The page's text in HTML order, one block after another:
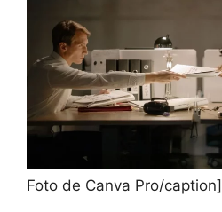
Foto de Canva Pro/caption]